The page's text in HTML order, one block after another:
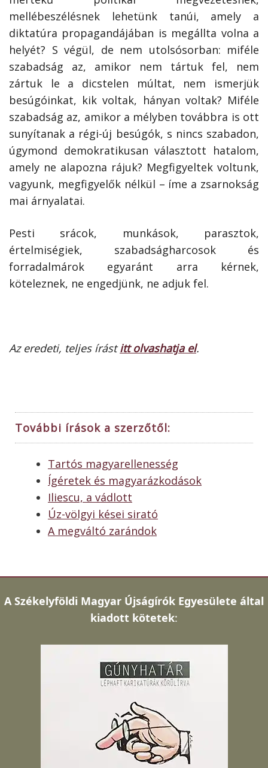
mellébeszélésnek lehetünk tanúi, amely a
diktatúra propagandájában is megállta volna a
helyét? S végül, de nem utolsósorban: miféle
szabadság az, amikor nem tártuk fel, nem
zártuk le a dicstelen múltat, nem ismerjük
besúgóinkat, kik voltak, hányan voltak? Miféle
szabadság az, amikor a mélyben továbbra is ott
sunyítanak a régi-új besúgók, s nincs szabadon,
úgymond demokratikusan választott hatalom,
amely ne alapozna rájuk? Megfigyeltek voltunk,
vagyunk, megfigyelők nélkül – íme a zsarnokság
mai árnyalatai.
Pesti srácok, munkások, parasztok,
értelmiségiek, szabadságharcosok és
forradalmárok egyaránt arra kérnek,
köteleznek, ne engedjünk, ne adjuk fel.
Az eredeti, teljes írástitt olvashatja el.
További írások a szerzőtől:
Tartós magyarellenesség
Ígéretek és magyarázkodások
Iliescu, a vádlott
Úz-völgyi kései sirató
A megváltó zarándok
A Székelyföldi Magyar Újságírók Egyesülete által
kiadott kötetek: